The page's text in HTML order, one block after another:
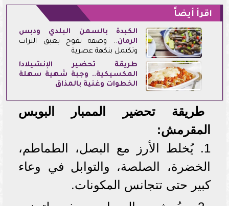
اقرأ أيضاً
الكبدة بالسمن البلدي ودبس
الرمان.. وصفة تفوح بعبق التراث
وتكتمل بنكهة عصرية
طريقة تحضير الإنشيلادا
المكسيكية.. وجبة شهية سهلة
الخطوات وغنية بالمذاق
طريقة تحضير الممبار البوبس
المقرمش:
1. يُخلط الأرز مع البصل، الطماطم،
الخضرة، الصلصة، والتوابل في وعاء
كبير حتى تتجانس المكونات.